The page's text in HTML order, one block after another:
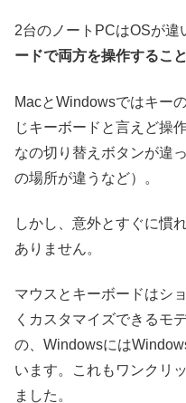
2台のノートPCはOSが違
ードで両方を操作するこ
MacとWindowsではキー
じキーボードと言えど操
なの切り替えボタンが違
の場所が違うなど）。
しかし、意外とすぐに慣
ありません。
マウスとキーボードはシ
くカスタマイズできるモ
の、Windowsには
います。これもワンクリ
ました。